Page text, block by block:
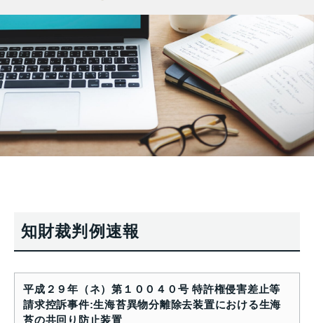
知財裁判例速報
平成２９年（ネ）第１００４０号 特許権侵害差止等
請求控訴事件:生海苔異物分離除去装置における生海
苔の共回り防止装置